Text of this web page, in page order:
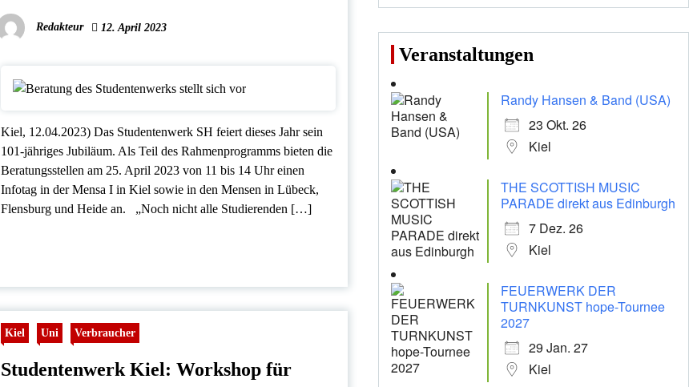
Redakteur 12. April 2023
Kiel, 12.04.2023) Das Studentenwerk SH feiert dieses Jahr sein
101-jähriges Jubiläum. Als Teil des Rahmenprogramms bieten die
Beratungsstellen am 25. April 2023 von 11 bis 14 Uhr einen
Infotag in der Mensa I in Kiel sowie in den Mensen in Lübeck,
Flensburg und Heide an. „Noch nicht alle Studierenden […]
Kiel Uni Verbraucher
Studentenwerk Kiel: Workshop für
Veranstaltungen
Randy Hansen & Band (USA)
23 Okt. 26
Kiel
THE SCOTTISH MUSIC
PARADE direkt aus Edinburgh
7 Dez. 26
Kiel
FEUERWERK DER
TURNKUNST hope-Tournee
2027
29 Jan. 27
Kiel